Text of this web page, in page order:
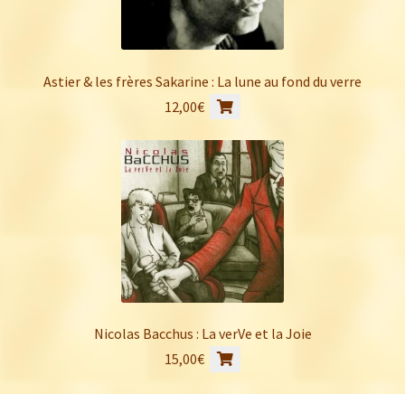
être
choisies
sur
du
produit
Astier & les frères Sakarine : La lune au fond du verre
12,00€
Nicolas Bacchus : La verVe et la Joie
15,00€